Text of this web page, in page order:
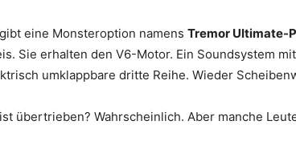
eine Monsteroption namens Tremor Ultimate-
Sie erhalten den V6-Motor. Ein Soundsystem
umklappbare dritte Reihe. Wieder
übertrieben? Wahrscheinlich. Aber manche